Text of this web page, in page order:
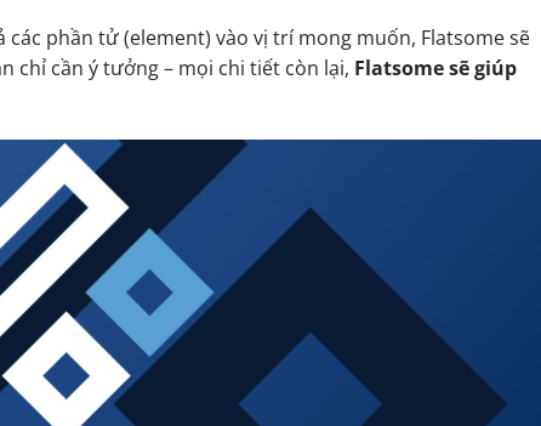
phần tử (element) vào vị trí mong muốn, Flatsome sẽ
chỉ cần ý tưởng – mọi chi tiết còn lại, Flatsome sẽ giúp